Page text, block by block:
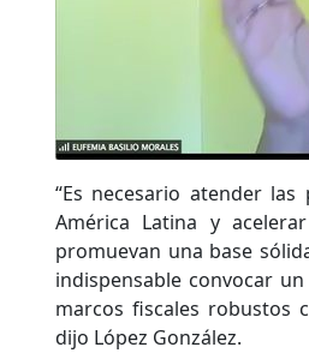
“Es necesario atender
América Latina y
promuevan una base
indispensable convocar
marcos fiscales robustos
dijo López González.